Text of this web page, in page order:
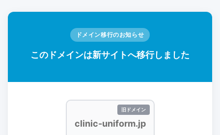
ドメイン移行のお知らせ
このドメインは新サイトへ移行しました
clinic-uniform.jp